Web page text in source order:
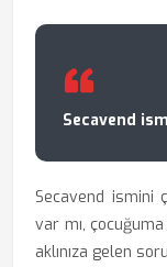
Secavend
Secavend ismini
var mı,
aklınıza gelen